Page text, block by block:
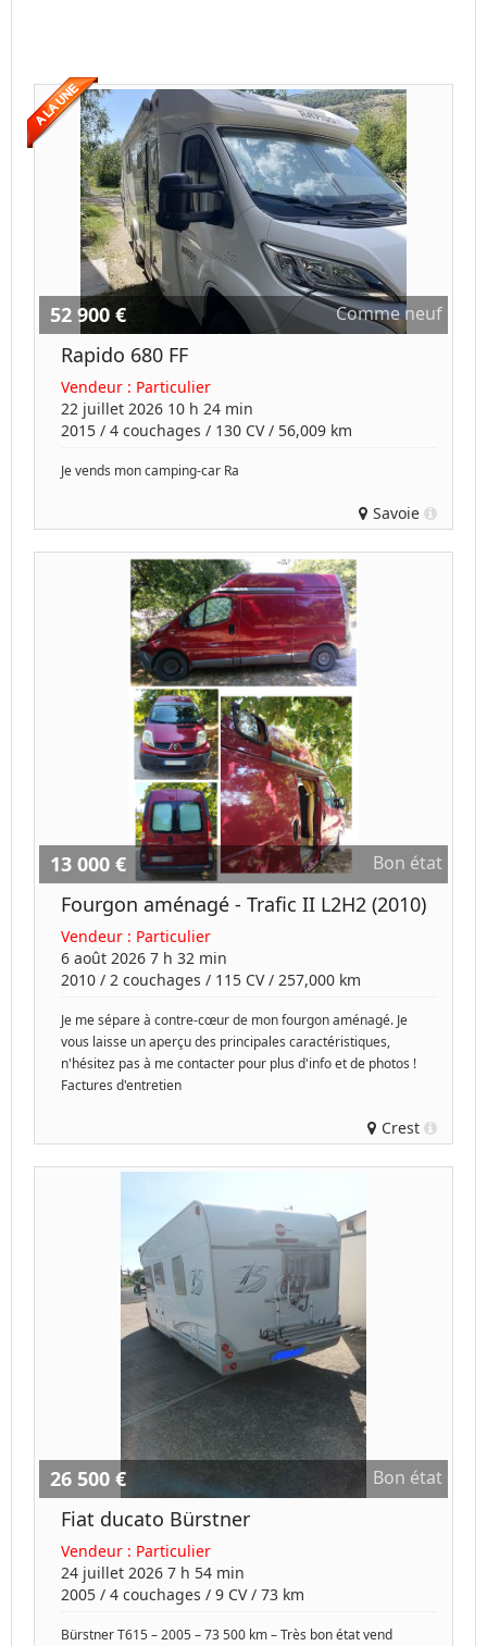
52 900 € Comme neuf
Rapido 680 FF
Vendeur : Particulier
22 juillet 2026 10 h 24 min
2015 / 4 couchages / 130 CV / 56,009 km
Je vends mon camping-car Ra
Savoie
13 000 € Bon état
Fourgon aménagé - Trafic II L2H2 (2010)
Vendeur : Particulier
6 août 2026 7 h 32 min
2010 / 2 couchages / 115 CV / 257,000 km
Je me sépare à contre-cœur de mon fourgon aménagé. Je
vous laisse un aperçu des principales caractéristiques,
n'hésitez pas à me contacter pour plus d'info et de photos !
Factures d'entretien
Crest
26 500 € Bon état
Fiat ducato Bürstner
Vendeur : Particulier
24 juillet 2026 7 h 54 min
2005 / 4 couchages / 9 CV / 73 km
Bürstner T615 – 2005 – 73 500 km – Très bon état vend